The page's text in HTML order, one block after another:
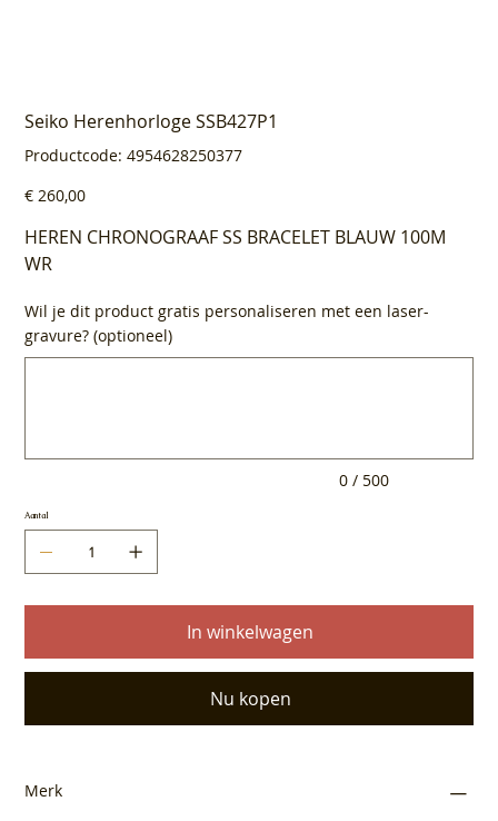
Seiko Herenhorloge SSB427P1
Productcode:
Productcode
4954628250377
4954628250377
Prijs
€ 260,00
HEREN CHRONOGRAAF SS BRACELET BLAUW 100M
WR
Wil je dit product gratis personaliseren met een laser-
gravure? (optioneel)
0 / 500
Aantal
In winkelwagen
Nu kopen
Merk